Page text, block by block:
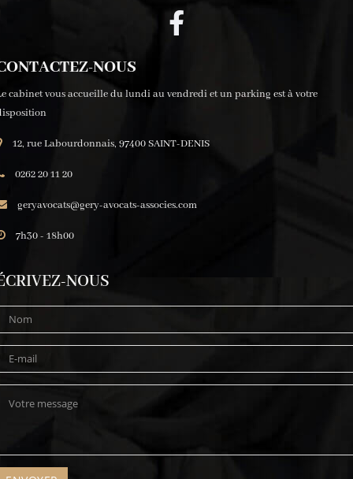
NOUS
cabinet vous accueille du lundi au vendredi et un parking est à votre
12, rue Labourdonnais, 97400 SAINT-DENIS
0262 20 11 20
geryavocats@gery-avocats-associes.com
7h30 - 18h00
NOUS